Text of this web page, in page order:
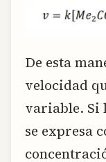
De esta
velocidad
variable. Si
se expresa